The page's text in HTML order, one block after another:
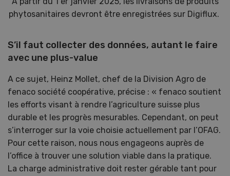
phytosanitaires devront être enregistrées sur Digiflux.
S’il faut collecter des données, autant le faire
avec une plus-value
A ce sujet, Heinz Mollet, chef de la Division Agro de
fenaco société coopérative, précise : « fenaco soutient
les efforts visant à rendre l’agriculture suisse plus
durable et les progrès mesurables. Cependant, on peut
s’interroger sur la voie choisie actuellement par l’OFAG.
Pour cette raison, nous nous engageons auprès de
l’office à trouver une solution viable dans la pratique.
La charge administrative doit rester gérable tant pour